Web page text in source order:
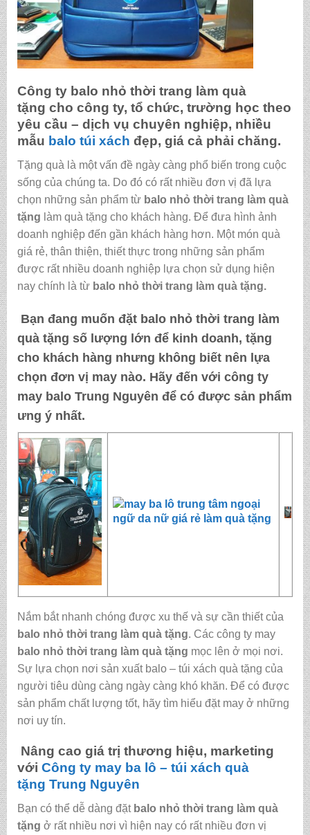
Công ty balo nhỏ thời trang làm quà
tặng cho công ty, tổ chức, trường học theo
yêu cầu – dịch vụ chuyên nghiệp, nhiều
mẫu balo túi xách đẹp, giá cả phải chăng.
Tặng quà là một vấn đề ngày càng phổ biến trong cuộc
sống của chúng ta. Do đó có rất nhiều đơn vị đã lựa
chọn những sản phẩm từ balo nhỏ thời trang làm quà
tặng làm quà tặng cho khách hàng. Để đưa hình ảnh
doanh nghiệp đến gần khách hàng hơn. Một món quà
giá rẻ, thân thiện, thiết thực trong những sản phẩm
được rất nhiều doanh nghiệp lựa chọn sử dụng hiện
nay chính là từ balo nhỏ thời trang làm quà tặng.
Bạn đang muốn đặt balo nhỏ thời trang làm
quà tặng số lượng lớn để kinh doanh, tặng
cho khách hàng nhưng không biết nên lựa
chọn đơn vị may nào. Hãy đến với công ty
may balo Trung Nguyên để có được sản phẩm
ưng ý nhất.
Nắm bắt nhanh chóng được xu thế và sự cần thiết của
balo nhỏ thời trang làm quà tặng. Các công ty may
balo nhỏ thời trang làm quà tặng mọc lên ở mọi nơi.
Sự lựa chọn nơi sản xuất balo – túi xách quà tặng của
người tiêu dùng càng ngày càng khó khăn. Để có được
sản phẩm chất lượng tốt, hãy tìm hiểu đặt may ở những
nơi uy tín.
Nâng cao giá trị thương hiệu, marketing
với Công ty may ba lô – túi xách quà
tặng Trung Nguyên
Bạn có thể dễ dàng đặt balo nhỏ thời trang làm quà
tặng ở rất nhiều nơi vì hiện nay có rất nhiều đơn vị